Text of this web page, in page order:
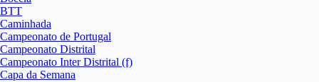
BTT
Caminhada
Campeonato de Portugal
Campeonato Distrital
Campeonato Inter Distrital (f)
Capa da Semana